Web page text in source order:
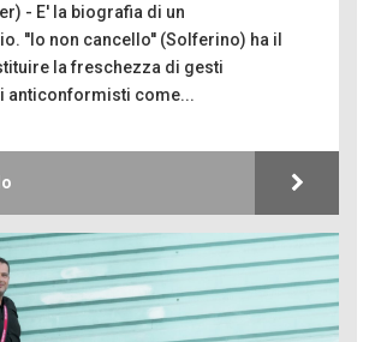
- E' la biografia di un
''Io non cancello'' (Solferino) ha il
la freschezza di gesti
anticonformisti come...